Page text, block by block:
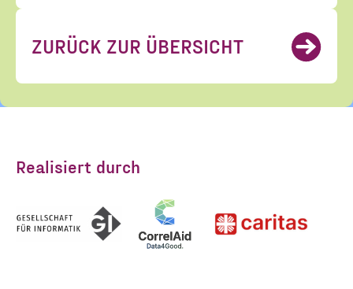
ZURÜCK ZUR ÜBERSICHT
Realisiert durch